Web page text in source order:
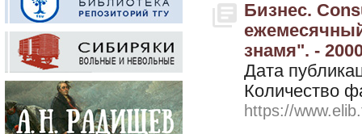
Бизнес.
знамя". -
Дата
Количество
https://